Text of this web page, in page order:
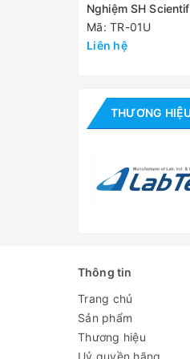
- Động cơ chất
Có 05 loại
Nghiệm SH
10-40 RPM
Mã: TR-01U
Liên hệ
THƯƠNG
Thông tin
Trang chủ
Sản phẩm
Thương hiệu